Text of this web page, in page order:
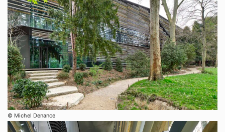
© Michel Denance